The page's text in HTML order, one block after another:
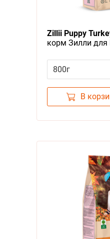
Zillii Puppy
корм Зилли
800г
В
Категория